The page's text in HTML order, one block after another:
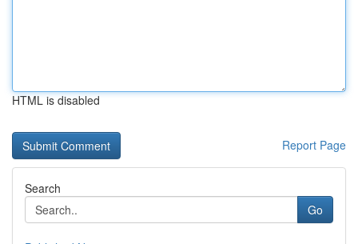
HTML is disabled
Report Page
Search
Go